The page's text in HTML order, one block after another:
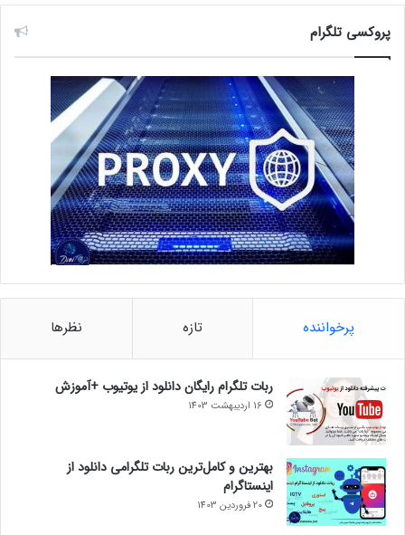
پروکسی تلگرام
پرخواننده تازه نظرها
ربات تلگرام رایگان دانلود از یوتیوب +آموزش
16 اردیبهشت 1403
بهترین و کامل‌ترین ربات تلگرامی دانلود از
اینستاگرام
20 فروردین 1403